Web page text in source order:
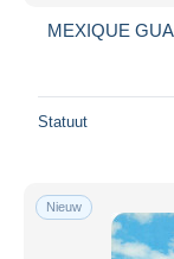
MEXIQUE
Statuut
Nieuw